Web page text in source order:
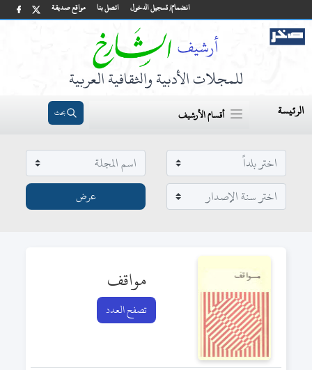
مواقع صديقة اتصل بنا انضمام/ تسجيل الدخول
للمجلات الأدبية والثقافية العربية
الرئيسة أقسام الأرشيف بحث
مواقف
تصفح العدد